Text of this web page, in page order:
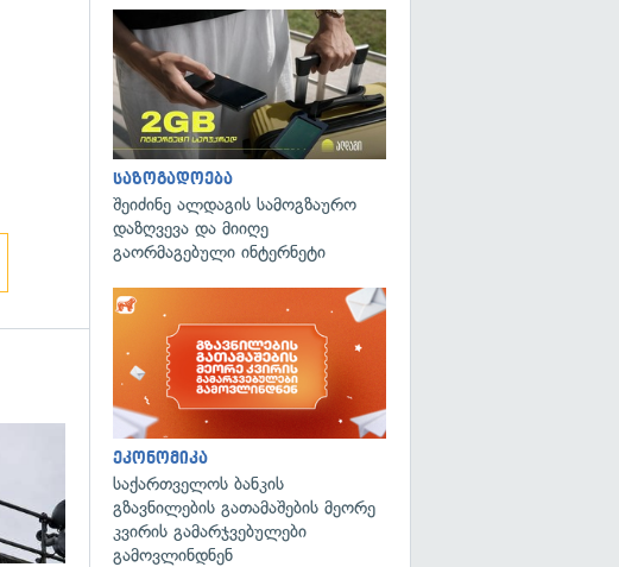
გადახედვა
საზოგადოება
შეიძინე ალდაგის სამოგზაურო
დაზღვევა და მიიღე
გაორმაგებული ინტერნეტი
ეკონომიკა
საქართველოს ბანკის
გზავნილების გათამაშების მეორე
კვირის გამარჯვებულები
გამოვლინდნენ